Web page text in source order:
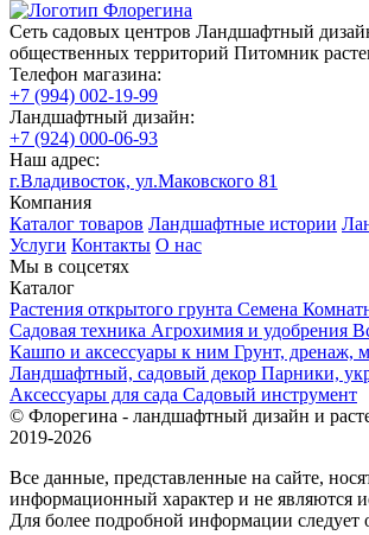
Сеть садовых центров Ландшафтный
общественных территорий Питомник
Телефон магазина:
+7 (994) 002-19-99
Ландшафтный дизайн:
+7 (924) 000-06-93
Наш адрес:
г.Владивосток, ул.Маковского 81
Компания
Каталог товаров Ландшафтные истории
Услуги Контакты О нас
Мы в соцсетях
Каталог
Растения открытого грунта Семена
Садовая техника Агрохимия и удобрения
Кашпо и аксессуары к ним Грунт, дренаж,
Ландшафтный, садовый декор Парники,
Аксессуары для сада Садовый инструмент
© Флорегина - ландшафтный дизайн и
2019-2026
Все данные, представленные на сайте,
информационный характер и не являются
Для более подробной информации следует